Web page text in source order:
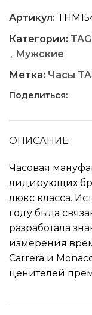
Артикул:
Категории:
, Мужские
Метка: Часы
Поделиться:
ОПИСАНИЕ
Часовая
лидирующих
люкс класса.
году была
разработала
измерения
Carrera и
ценителей